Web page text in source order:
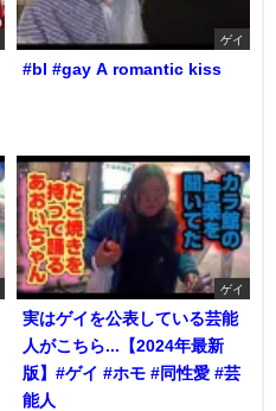
ゲイ
#bl #gay A romantic kiss
ゲイ
実はゲイを公表している芸能
人がこちら...【2024年最新
版】#ゲイ #ホモ #同性愛 #芸
能人